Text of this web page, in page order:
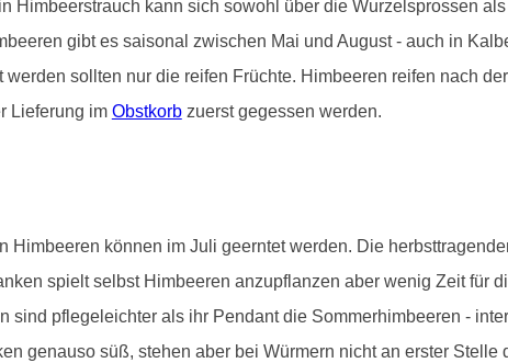
kann sich sowohl über die Wurzelsprossen
gibt es saisonal zwischen Mai und August - auch in
sollten nur die reifen Früchte. Himbeeren reifen nach
Lieferung im Obstkorbzuerst gegessen werden.
können im Juli geerntet werden. Die
spielt selbst Himbeeren anzupflanzen aber wenig Zeit für
pflegeleichter als ihr Pendant die Sommerhimbeeren -
genauso süß, stehen aber bei Würmern nicht an erster Stelle